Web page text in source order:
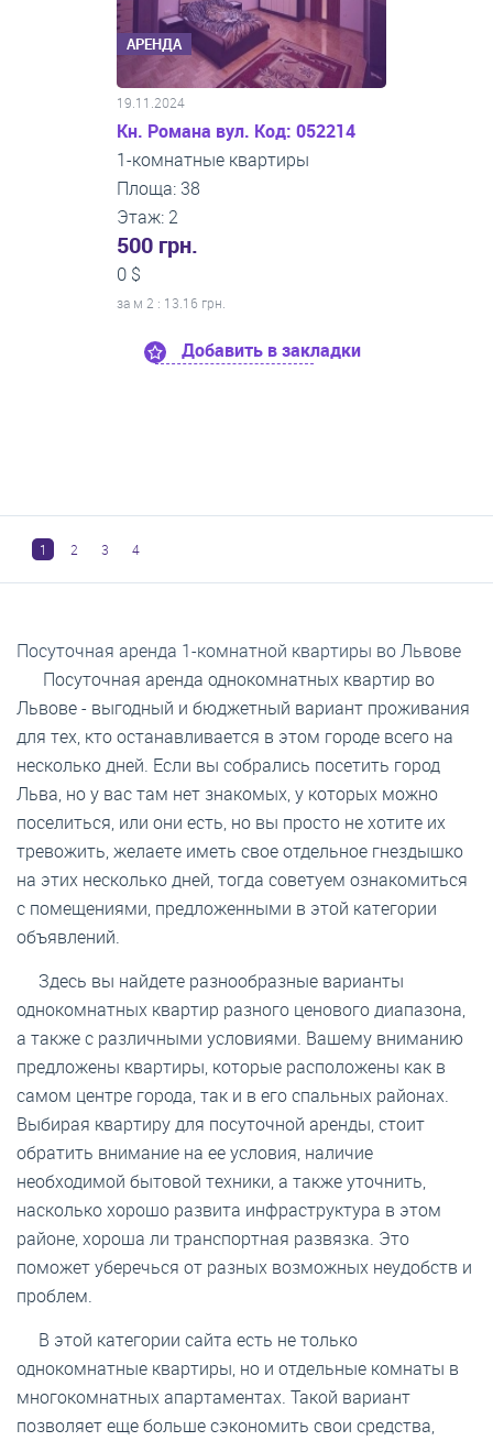
АРЕНДА
19.11.2024
Кн. Романа вул. Код: 052214
1-комнатные квартиры
Площа: 38
Этаж: 2
500 грн.
0 $
за м 2 : 13.16 грн.
Добавить в закладки
1 2 3 4
Посуточная аренда 1-комнатной квартиры во Львове
Посуточная аренда однокомнатных квартир во
Львове - выгодный и бюджетный вариант проживания
для тех, кто останавливается в этом городе всего на
несколько дней. Если вы собрались посетить город
Льва, но у вас там нет знакомых, у которых можно
поселиться, или они есть, но вы просто не хотите их
тревожить, желаете иметь свое отдельное гнездышко
на этих несколько дней, тогда советуем ознакомиться
с помещениями, предложенными в этой категории
объявлений.
Здесь вы найдете разнообразные варианты
однокомнатных квартир разного ценового диапазона,
а также с различными условиями. Вашему вниманию
предложены квартиры, которые расположены как в
самом центре города, так и в его спальных районах.
Выбирая квартиру для посуточной аренды, стоит
обратить внимание на ее условия, наличие
необходимой бытовой техники, а также уточнить,
насколько хорошо развита инфраструктура в этом
районе, хороша ли транспортная развязка. Это
поможет уберечься от разных возможных неудобств и
проблем.
В этой категории сайта есть не только
однокомнатные квартиры, но и отдельные комнаты в
многокомнатных апартаментах. Такой вариант
позволяет еще больше сэкономить свои средства,